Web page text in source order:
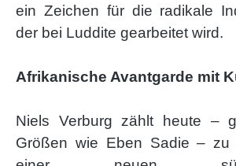
ein Zeichen für die radikale
der bei Luddite gearbeitet wird.
Afrikanische Avantgarde mit
Niels Verburg zählt heute –
Größen wie Eben Sadie – zu